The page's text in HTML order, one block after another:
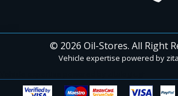
© 2026 Oil-Stores. All Right
Vehicle expertise powered by